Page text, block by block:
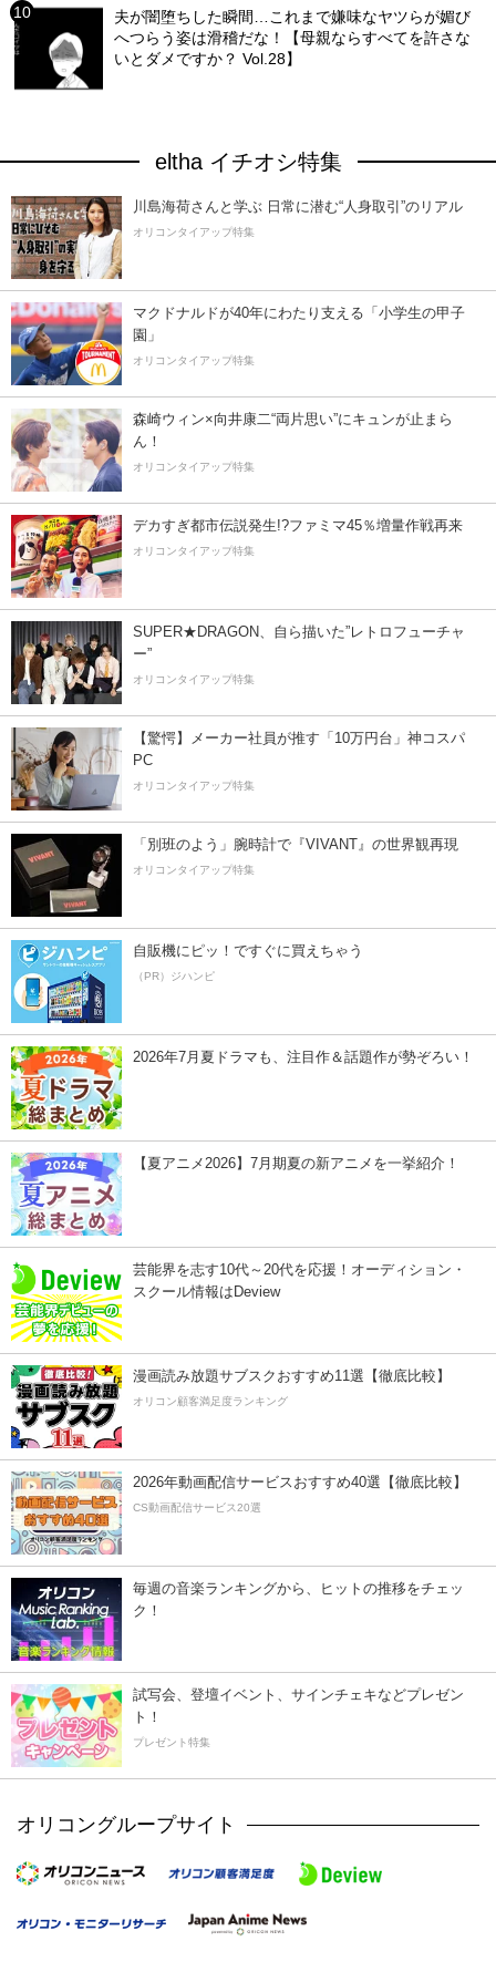
夫が闇堕ちした瞬間…これまで嫌味なヤツらが媚び
へつらう姿は滑稽だな！【母親ならすべてを許さな
いとダメですか？ Vol.28】
eltha イチオシ特集
川島海荷さんと学ぶ 日常に潜む“人身取引”のリアル
オリコンタイアップ特集
マクドナルドが40年にわたり支える「小学生の甲子
園」
オリコンタイアップ特集
森崎ウィン×向井康二“両片思い”にキュンが止まら
ん！
オリコンタイアップ特集
デカすぎ都市伝説発生!?ファミマ45％増量作戦再来
オリコンタイアップ特集
SUPER★DRAGON、自ら描いた”レトロフューチャ
ー”
オリコンタイアップ特集
【驚愕】メーカー社員が推す「10万円台」神コスパ
PC
オリコンタイアップ特集
「別班のよう」腕時計で『VIVANT』の世界観再現
オリコンタイアップ特集
自販機にピッ！ですぐに買えちゃう
（PR）ジハンピ
2026年7月夏ドラマも、注目作＆話題作が勢ぞろい！
【夏アニメ2026】7月期夏の新アニメを一挙紹介！
芸能界を志す10代～20代を応援！オーディション・
スクール情報はDeview
漫画読み放題サブスクおすすめ11選【徹底比較】
オリコン顧客満足度ランキング
2026年動画配信サービスおすすめ40選【徹底比較】
CS動画配信サービス20選
毎週の音楽ランキングから、ヒットの推移をチェッ
ク！
試写会、登壇イベント、サインチェキなどプレゼン
ト！
プレゼント特集
オリコングループサイト